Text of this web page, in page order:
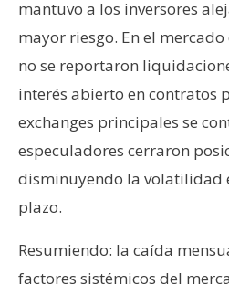
mantuvo a los inversores
mayor riesgo. En el
no se reportaron
interés abierto en contratos
exchanges principales se
especuladores cerraron
disminuyendo la volatilidad
plazo.
Resumiendo: la caída
factores sistémicos del